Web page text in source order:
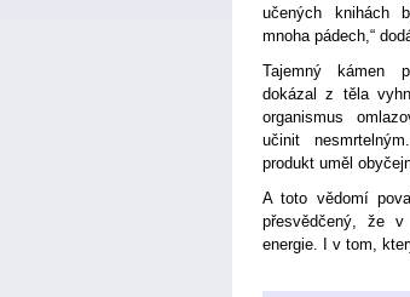
učených knihách
mnoha pádech,“
Tajemný kámen
dokázal z těla
organismus
učinit
produkt uměl
A toto vědomí
přesvědčený, že v
energie. I v tom,